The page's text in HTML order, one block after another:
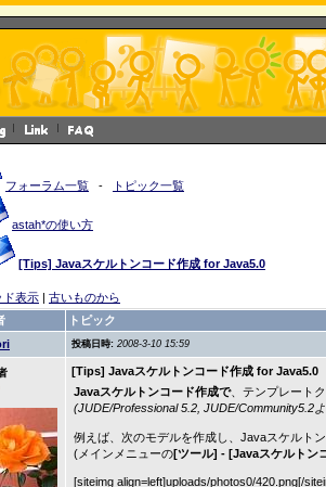
フォーラム一覧 - トピック一覧
astah*の使い方
[Tips] Javaスケルトンコード作成 for Java5.0
ド表示 | 古いものから
トピック
投稿日時: 2008-3-10 15:59
[Tips] Javaスケルトンコード作成 for Java5.0
Javaスケルトンコード作成で、テンプレート
(JUDE/Professional 5.2, JUDE/Community5.2
例えば、次のモデルを作成し、Javaスケルトン
(メインメニューの[ツール] - [Javaスケルトン
[siteimg align=left]uploads/photos0/420.png[/